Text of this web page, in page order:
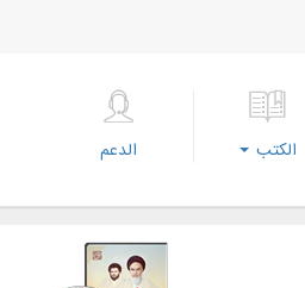
الكتب الدعم